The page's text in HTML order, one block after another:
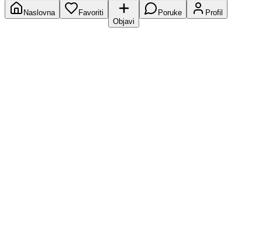
Naslovna
Favoriti
Objavi
Poruke Profil